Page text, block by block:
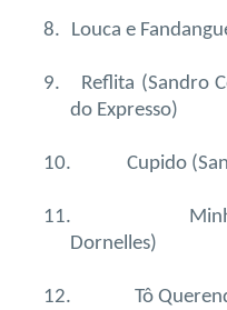
8. Louca e
9.
Reflita (Sandro
do Expresso)
10. Cupido
11.
Dornelles)
12.
Tô